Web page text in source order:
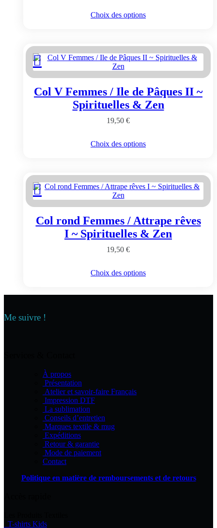
Choix des options
Ce
Les
options
choisies
sur
la
page
Col V Femmes / Ile de Pâques II ~
Spirituelles & Zen
19,50 €
Choix des options
Ce
Les
options
choisies
sur
la
page
Col rond Femmes / Attrape rêves
I ~ Spirituelles & Zen
19,50 €
Choix des options
Ce
produit
Me suivre !
À propos
Présentation
Atelier et savoir-faire Français
Impression DTF
La sublimation
Conseils d’entretien
Marques textile & mug
Expéditions
Retour & garantie
Mode de paiement
Contact
Politique en matière de remboursements et de retours
T-shirts Kids